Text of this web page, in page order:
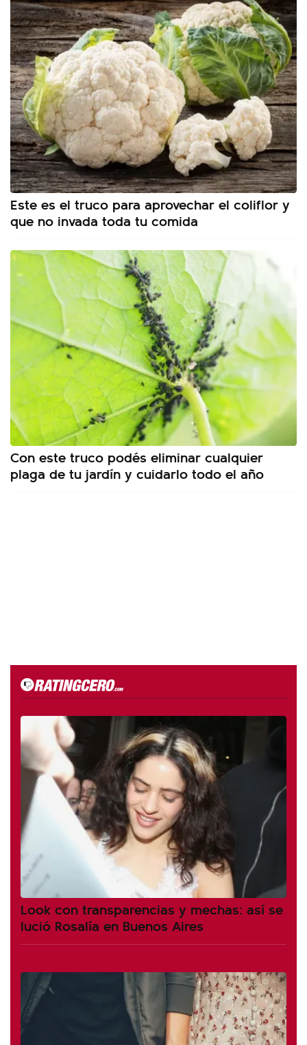
Este es el truco para aprovechar el coliflor y
que no invada toda tu comida
Con este truco podés eliminar cualquier
plaga de tu jardín y cuidarlo todo el año
Look con transparencias y mechas: así se
lució Rosalía en Buenos Aires